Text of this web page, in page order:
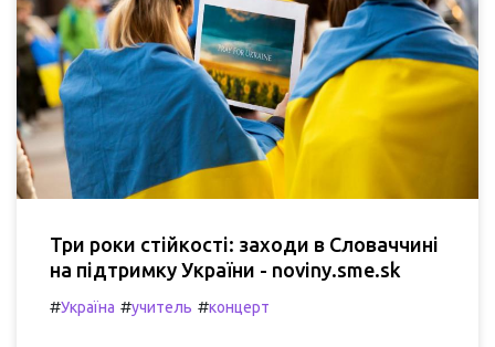
Три роки стійкості: заходи в Словаччині
на підтримку України - noviny.sme.sk
#Україна #учитель #концерт